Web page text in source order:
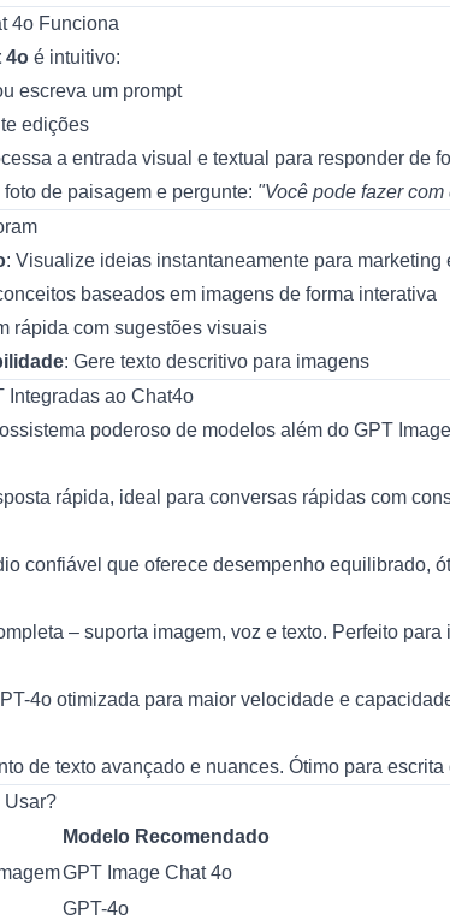
4o Funciona
4o é intuitivo:
escreva um prompt
edições
a entrada visual e textual para responder de
de paisagem e pergunte: "Você pode fazer
: Visualize ideias instantaneamente para marketing
baseados em imagens de forma interativa
rápida com sugestões visuais
: Gere texto descritivo para imagens
Integradas ao Chat4o
poderoso de modelos além do GPT
rápida, ideal para conversas rápidas com
confiável que oferece desempenho equilibrado,
– suporta imagem, voz e texto. Perfeito para
4o otimizada para maior velocidade e
de texto avançado e nuances. Ótimo para
Usar?
Modelo Recomendado
GPT Image Chat 4o
GPT-4o